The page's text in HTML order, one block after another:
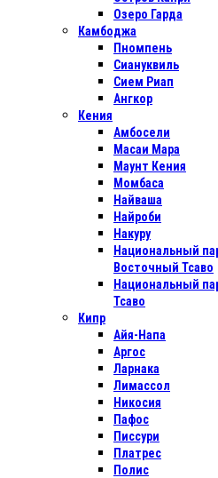
Озеро Гарда
Камбоджа
Пномпень
Сиануквиль
Сием Риап
Ангкор
Кения
Амбосели
Масаи Мара
Маунт Кения
Момбаса
Найваша
Найроби
Накуру
Национальный
Восточный Тсаво
Национальный
Тсаво
Кипр
Айя-Напа
Аргос
Ларнака
Лимассол
Никосия
Пафос
Писсури
Платрес
Полис